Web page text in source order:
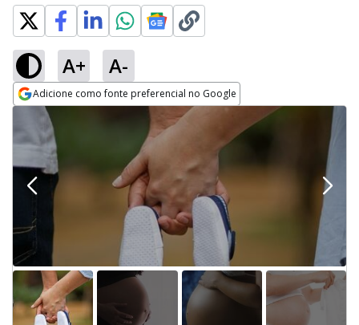
A+ A-
Adicione como fonte preferencial no Google
Opens in new window